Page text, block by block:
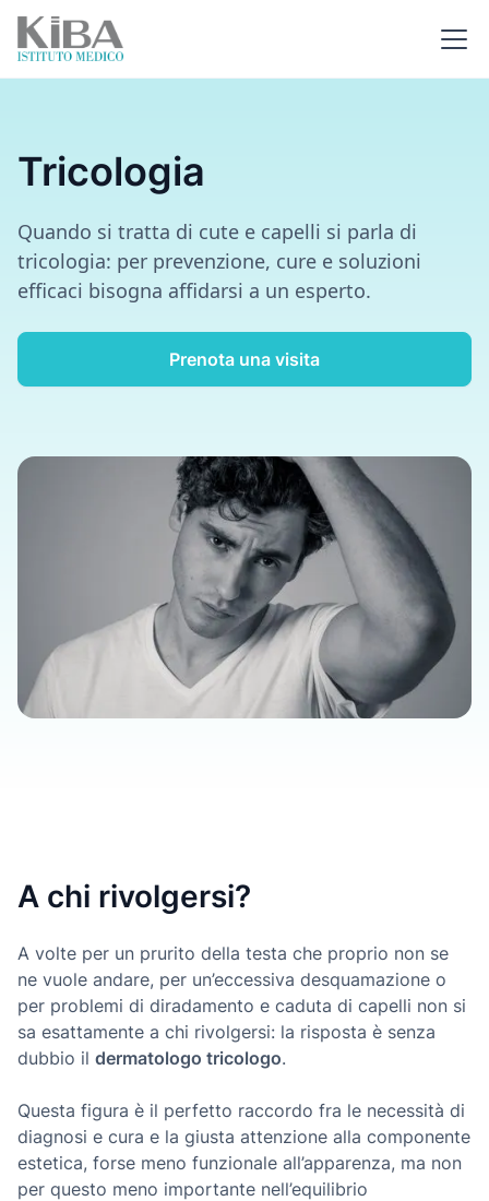
Tricologia
Quando si tratta di cute e capelli si parla di
tricologia: per prevenzione, cure e soluzioni
efficaci bisogna affidarsi a un esperto.
Prenota una visita
A chi rivolgersi?
A volte per un prurito della testa che proprio non se
ne vuole andare, per un’eccessiva desquamazione o
per problemi di diradamento e caduta di capelli non si
sa esattamente a chi rivolgersi: la risposta è senza
dubbio il dermatologo tricologo.
Questa figura è il perfetto raccordo fra le necessità di
diagnosi e cura e la giusta attenzione alla componente
estetica, forse meno funzionale all’apparenza, ma non
per questo meno importante nell’equilibrio